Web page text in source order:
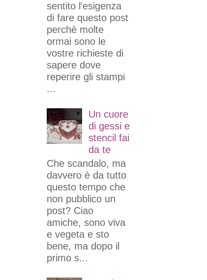
sentito l'esigenza
di fare questo post
perchè molte
ormai sono le
vostre richieste di
sapere dove
reperire gli stampi
...
Un cuore
di gessi e
stencil fai
da te
Che scandalo, ma
davvero è da tutto
questo tempo che
non pubblico un
post? Ciao
amiche, sono viva
e vegeta e sto
bene, ma dopo il
primo s...